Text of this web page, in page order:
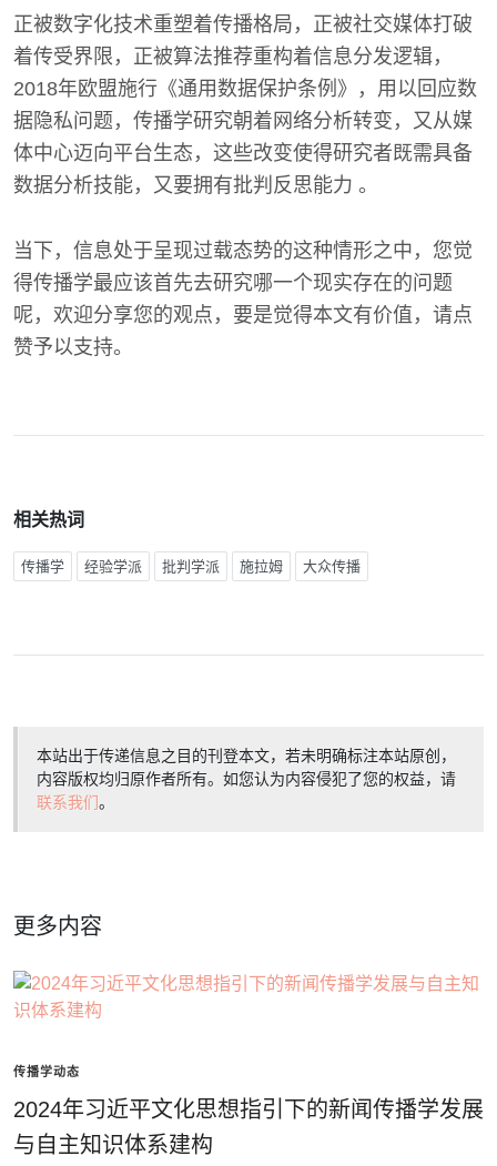
正被数字化技术重塑着传播格局，正被社交媒体打破
着传受界限，正被算法推荐重构着信息分发逻辑，
2018年欧盟施行《通用数据保护条例》，用以回应数
据隐私问题，传播学研究朝着网络分析转变，又从媒
体中心迈向平台生态，这些改变使得研究者既需具备
数据分析技能，又要拥有批判反思能力 。
当下，信息处于呈现过载态势的这种情形之中，您觉
得传播学最应该首先去研究哪一个现实存在的问题
呢，欢迎分享您的观点，要是觉得本文有价值，请点
赞予以支持。
相关热词
传播学 经验学派 批判学派 施拉姆 大众传播
本站出于传递信息之目的刊登本文，若未明确标注本站原创，
内容版权均归原作者所有。如您认为内容侵犯了您的权益，请
联系我们。
更多内容
传播学动态
2024年习近平文化思想指引下的新闻传播学发展
与自主知识体系建构